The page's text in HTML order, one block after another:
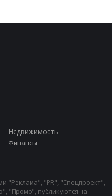
Недвижимость
Финансы
"Реклама", "PR", "Спецпроект",
"Промо", публикуются на